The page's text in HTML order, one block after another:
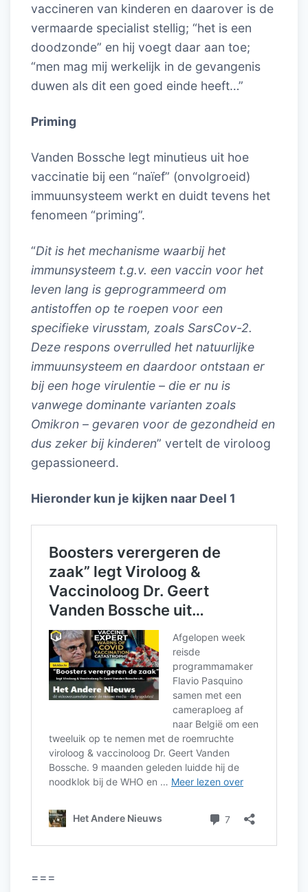
vaccineren van kinderen en daarover is de
vermaarde specialist stellig; “het is een
doodzonde” en hij voegt daar aan toe;
“men mag mij werkelijk in de gevangenis
duwen als dit een goed einde heeft…”
Priming
Vanden Bossche legt minutieus uit hoe
vaccinatie bij een “naïef” (onvolgroeid)
immuunsysteem werkt en duidt tevens het
fenomeen “priming”.
“Dit is het mechanisme waarbij het
immunsysteem t.g.v. een vaccin voor het
leven lang is geprogrammeerd om
antistoffen op te roepen voor een
specifieke virusstam, zoals SarsCov-2.
Deze respons overrulled het natuurlijke
immuunsysteem en daardoor ontstaan er
bij een hoge virulentie – die er nu is
vanwege dominante varianten zoals
Omikron – gevaren voor de gezondheid en
dus zeker bij kinderen” vertelt de viroloog
gepassioneerd.
Hieronder kun je kijken naar Deel 1
===